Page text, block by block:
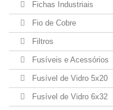
Fichas Industriais
Fio de Cobre
Filtros
Fusíveis e Acessórios
Fusível de Vidro 5x20
Fusível de Vidro 6x32